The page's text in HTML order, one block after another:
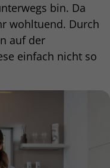
bin. Da
wohltuend. Durch
auf der
einfach nicht so